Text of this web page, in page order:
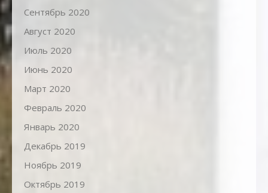
Сентябрь 2020
Август 2020
Июль 2020
Июнь 2020
Март 2020
Февраль 2020
Январь 2020
Декабрь 2019
Ноябрь 2019
Октябрь 2019